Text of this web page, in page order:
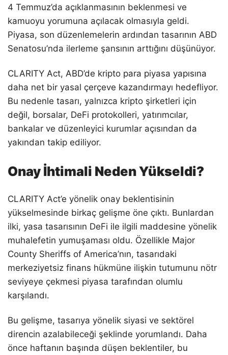
4 Temmuz’da açıklanmasının beklenmesi ve
kamuoyu yorumuna açılacak olmasıyla geldi.
Piyasa, son düzenlemelerin ardından tasarının ABD
Senatosu’nda ilerleme şansının arttığını düşünüyor.
CLARITY Act, ABD’de kripto para piyasa yapısına
daha net bir yasal çerçeve kazandırmayı hedefliyor.
Bu nedenle tasarı, yalnızca kripto şirketleri için
değil, borsalar, DeFi protokolleri, yatırımcılar,
bankalar ve düzenleyici kurumlar açısından da
yakından takip ediliyor.
Onay İhtimali Neden Yükseldi?
CLARITY Act’e yönelik onay beklentisinin
yükselmesinde birkaç gelişme öne çıktı. Bunlardan
ilki, yasa tasarısının DeFi ile ilgili maddesine yönelik
muhalefetin yumuşaması oldu. Özellikle Major
County Sheriffs of America’nın, tasarıdaki
merkeziyetsiz finans hükmüne ilişkin tutumunu nötr
seviyeye çekmesi piyasa tarafından olumlu
karşılandı.
Bu gelişme, tasarıya yönelik siyasi ve sektörel
direncin azalabileceği şeklinde yorumlandı. Daha
önce haftanın başında düşen beklentiler, bu